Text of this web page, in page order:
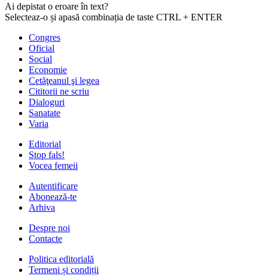
Ai depistat o eroare în text?
Selecteaz-o și apasă combinația de taste CTRL + ENTER
Congres
Oficial
Social
Economie
Cetăţeanul şi legea
Cititorii ne scriu
Dialoguri
Sanatate
Varia
Editorial
Stop fals!
Vocea femeii
Autentificare
Abonează-te
Arhiva
Despre noi
Contacte
Politica editorială
Termeni și condiții